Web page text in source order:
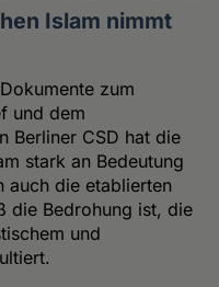
Islam nimmt
zum
und dem
Berliner CSD hat die
stark an Bedeutung
auch die etablierten
die Bedrohung ist, die
und